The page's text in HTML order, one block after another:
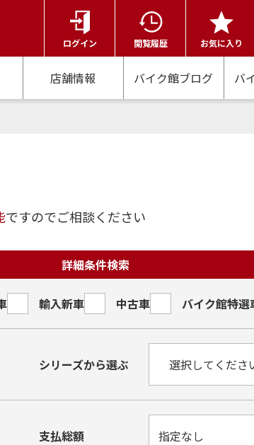
ログイン 閲覧履歴 お気に入り
店舗情報 バイク館ブログ バ
ですのでご相談ください
詳細条件検索
輸入新車 中古車 バイク館特選
シリーズから選ぶ
支払総額